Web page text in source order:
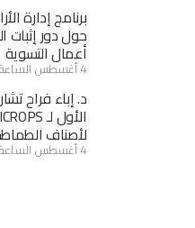
برنامج إدارة
حول دور إثبات
أعمال التسوية
4 أغسطس الساعة 2:26 pm
د. إباء فراح
لأصناف
4 أغسطس الساعة 10:21 am